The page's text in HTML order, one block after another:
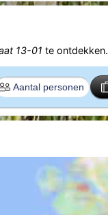
13-01 te ontdekken.